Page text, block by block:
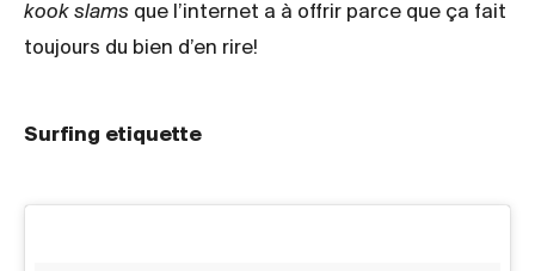
kook slams que l’internet a à offrir parce que ça fait
toujours du bien d’en rire!
Surfing etiquette